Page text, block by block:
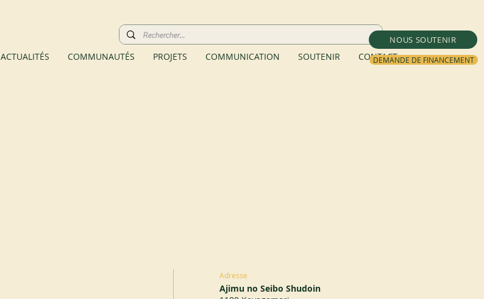
NOUS SOUTENIR
DEMANDE DE FINANCEMENT
ACTUALITÉS COMMUNAUTÉS PROJETS COMMUNICATION SOUTENIR CONTACT
Adresse
Ajimu no Seibo Shudoin